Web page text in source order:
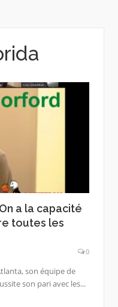
a la capacité
toutes les
0
son équipe de
son pari avec les...